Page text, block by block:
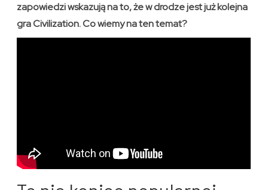
zapowiedzi wskazują na to, że w drodze jest już kolejna
gra Civilization. Co wiemy na ten temat?